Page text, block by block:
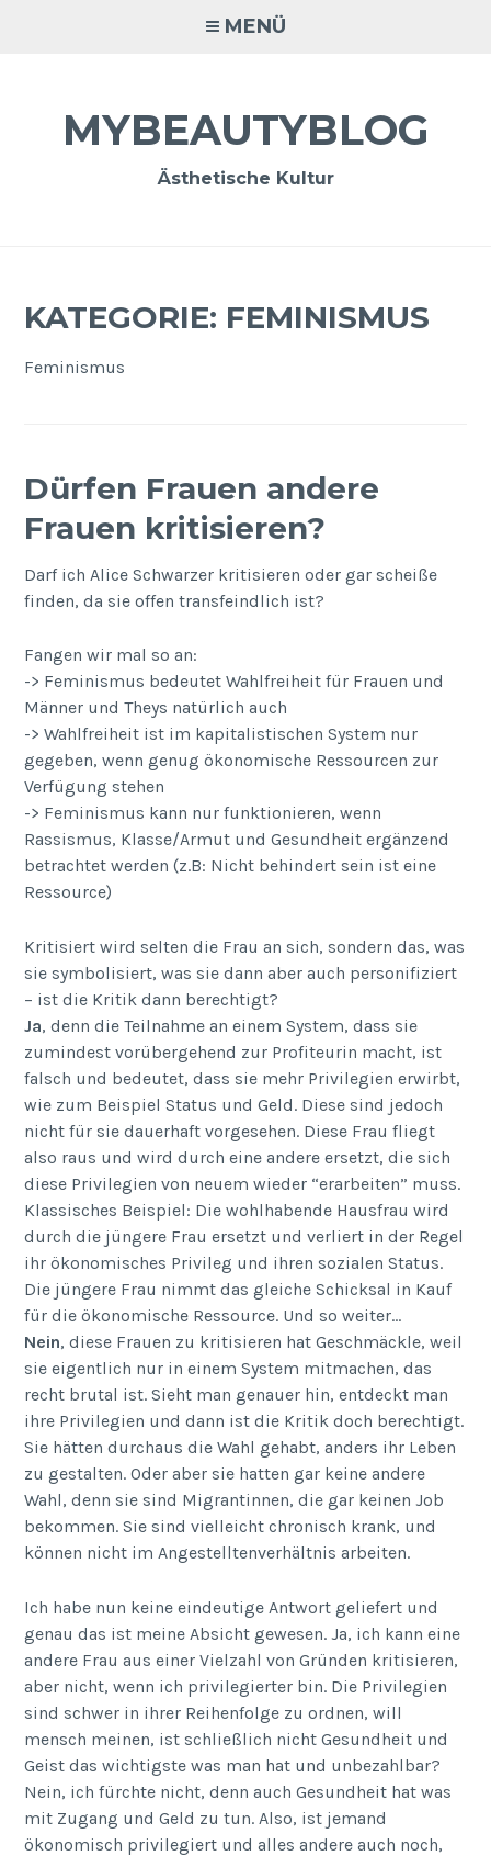
MENÜ
MYBEAUTYBLOG
Ästhetische Kultur
KATEGORIE: FEMINISMUS
Feminismus
Dürfen Frauen andere
Frauen kritisieren?
Darf ich Alice Schwarzer kritisieren oder gar scheiße
finden, da sie offen transfeindlich ist?
Fangen wir mal so an:
-> Feminismus bedeutet Wahlfreiheit für Frauen und
Männer und Theys natürlich auch
-> Wahlfreiheit ist im kapitalistischen System nur
gegeben, wenn genug ökonomische Ressourcen zur
Verfügung stehen
-> Feminismus kann nur funktionieren, wenn
Rassismus, Klasse/Armut und Gesundheit ergänzend
betrachtet werden (z.B: Nicht behindert sein ist eine
Ressource)
Kritisiert wird selten die Frau an sich, sondern das, was
sie symbolisiert, was sie dann aber auch personifiziert
– ist die Kritik dann berechtigt?
Ja, denn die Teilnahme an einem System, dass sie
zumindest vorübergehend zur Profiteurin macht, ist
falsch und bedeutet, dass sie mehr Privilegien erwirbt,
wie zum Beispiel Status und Geld. Diese sind jedoch
nicht für sie dauerhaft vorgesehen. Diese Frau fliegt
also raus und wird durch eine andere ersetzt, die sich
diese Privilegien von neuem wieder “erarbeiten” muss.
Klassisches Beispiel: Die wohlhabende Hausfrau wird
durch die jüngere Frau ersetzt und verliert in der Regel
ihr ökonomisches Privileg und ihren sozialen Status.
Die jüngere Frau nimmt das gleiche Schicksal in Kauf
für die ökonomische Ressource. Und so weiter…
Nein, diese Frauen zu kritisieren hat Geschmäckle, weil
sie eigentlich nur in einem System mitmachen, das
recht brutal ist. Sieht man genauer hin, entdeckt man
ihre Privilegien und dann ist die Kritik doch berechtigt.
Sie hätten durchaus die Wahl gehabt, anders ihr Leben
zu gestalten. Oder aber sie hatten gar keine andere
Wahl, denn sie sind Migrantinnen, die gar keinen Job
bekommen. Sie sind vielleicht chronisch krank, und
können nicht im Angestelltenverhältnis arbeiten.
Ich habe nun keine eindeutige Antwort geliefert und
genau das ist meine Absicht gewesen. Ja, ich kann eine
andere Frau aus einer Vielzahl von Gründen kritisieren,
aber nicht, wenn ich privilegierter bin. Die Privilegien
sind schwer in ihrer Reihenfolge zu ordnen, will
mensch meinen, ist schließlich nicht Gesundheit und
Geist das wichtigste was man hat und unbezahlbar?
Nein, ich fürchte nicht, denn auch Gesundheit hat was
mit Zugang und Geld zu tun. Also, ist jemand
ökonomisch privilegiert und alles andere auch noch,